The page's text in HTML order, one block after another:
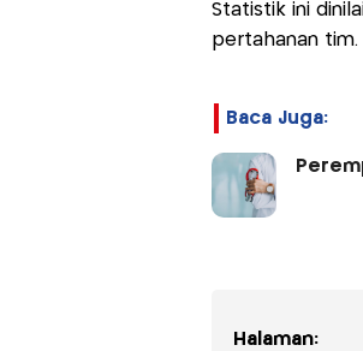
Statistik ini
pertahanan tim.
Baca Juga:
Halaman: